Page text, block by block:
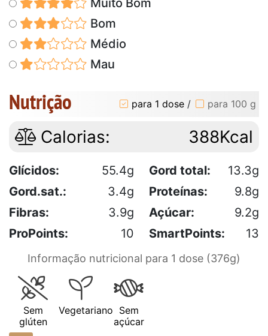
Bom
Médio
Mau
Nutrição para 1 dose / para 100 g
Calorias: 388Kcal
Glícidos: 55.4g Gord total:
13.3g
Gord.sat.:
3.4g Proteínas:
9.8g
Fibras:
3.9g Açúcar:
9.2g
ProPoints:
10 SmartPoints: 13
Informação nutricional para 1 dose (376g)
Sem
glúten
Vegetariano Sem
açúcar